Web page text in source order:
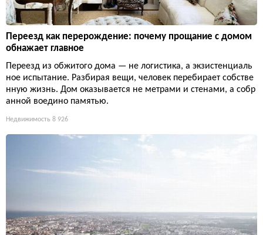
Переезд как перерождение: почему прощание с домом
обнажает главное
Переезд из обжитого дома — не логистика, а экзистенциаль
ное испытание. Разбирая вещи, человек перебирает собстве
нную жизнь. Дом оказывается не метрами и стенами, а собр
анной воедино памятью.
Недвижимость 8 926